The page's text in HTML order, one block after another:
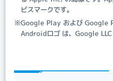
ビスマークです。
※Google Play および Google
Androidロゴ は、Google LLC